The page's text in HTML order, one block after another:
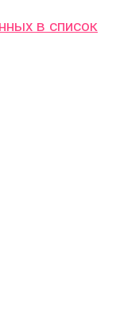
в список